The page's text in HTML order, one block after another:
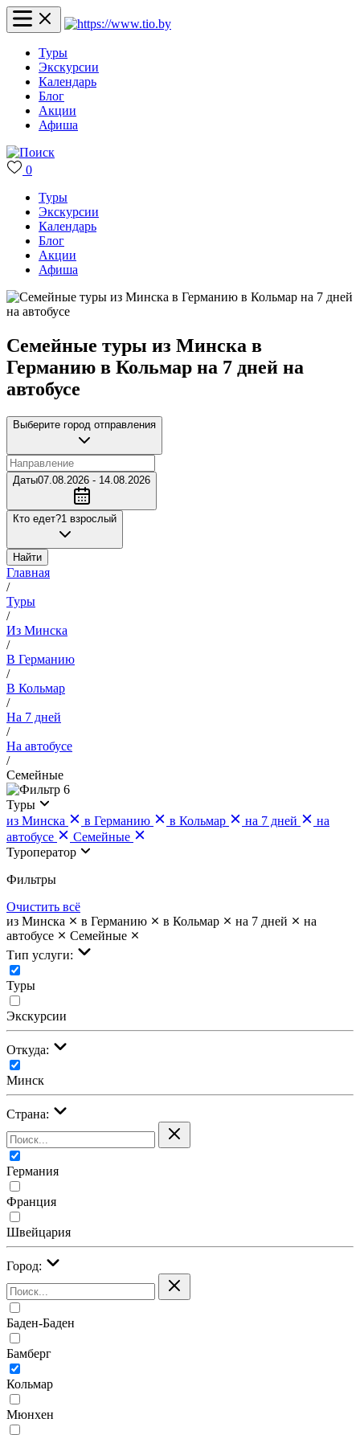
Туры
Экскурсии
Календарь
Блог
Акции
Афиша
0
Туры
Экскурсии
Календарь
Блог
Акции
Афиша
Семейные туры из Минска в
Германию в Кольмар на 7 дней на
автобусе
Выберите город отправления
Даты07.08.2026 - 14.08.2026
Кто едет?1 взрослый
Найти
Главная
/
Туры
/
Из Минска
/
В Германию
/
В Кольмар
/
На 7 дней
/
На автобусе
/
Семейные
6
Туры
из Минска
в Германию в Кольмар на 7 дней
на
автобусе
Семейные
Туроператор
Фильтры
Очистить всё
из Минска
в Германию в Кольмар на 7 дней
на
автобусе
Семейные
Тип услуги:
Туры
Экскурсии
Откуда:
Минск
Страна:
Германия
Франция
Швейцария
Город:
Баден-Баден
Бамберг
Кольмар
Мюнхен